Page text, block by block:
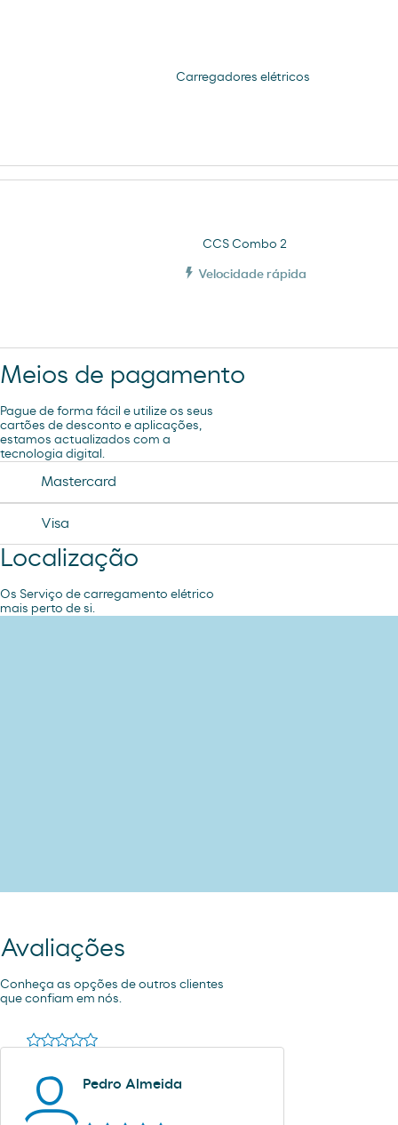
Carregadores elétricos
CCS Combo 2
Velocidade rápida
Meios de pagamento
Pague de forma fácil e utilize os seus
cartões de desconto e aplicações,
estamos actualizados com a
tecnologia digital.
Mastercard
Visa
Localização
Os Serviço de carregamento elétrico
mais perto de si.
Avaliações
Conheça as opções de outros clientes
que confiam em nós.
Pedro Almeida